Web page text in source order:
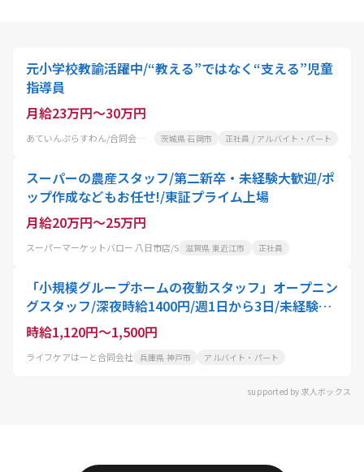
元小学校教諭活躍中/“教える”ではなく“支える”児童
指導員
月給23万円～30万円
あていんぷらすわん/合同会社健幸 茨城県 石岡市 正社員 / アルバイト・パート
スーパーの農産スタッフ/第二新卒・未経験大歓迎/ポ
ップ作成などもお任せ!/東証プライム上場
月給20万円～25万円
スーパーマーケットバロー 八日市店/S 滋賀県 東近江市 正社員
「小規模グループホームの夜勤スタッフ」オープニン
グスタッフ/深夜時給1400円/週1日から3日/未経験・
無資格OK
時給1,120円～1,500円
ライフケアはーと合同会社 兵庫県 神戸市 アルバイト・パート
supported by 求人ボックス